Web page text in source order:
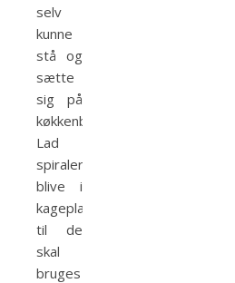
selv
kunne
stå og
sætte
sig på
køkkenbordet.
Lad
spiralerne
blive i
kageplasten
til de
skal
bruges